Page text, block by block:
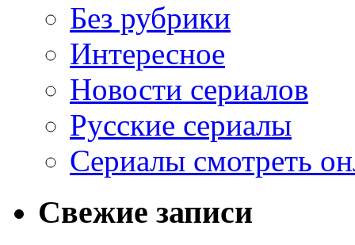
Без рубрики
Интересное
Новости сериалов
Русские сериалы
Сериалы смотреть
Свежие записи